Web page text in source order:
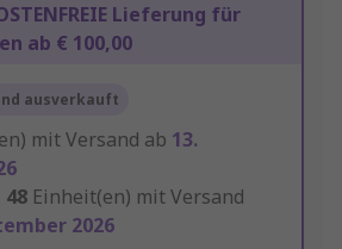
Lieferung für
ab € 100,00
ausverkauft
mit Versand ab 13.
48 Einheit(en) mit Versand
2026